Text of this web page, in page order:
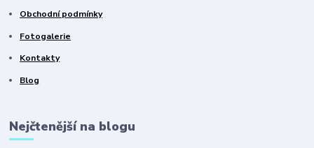
Obchodní podmínky
Fotogalerie
Kontakty
Blog
Nejčtenější na blogu